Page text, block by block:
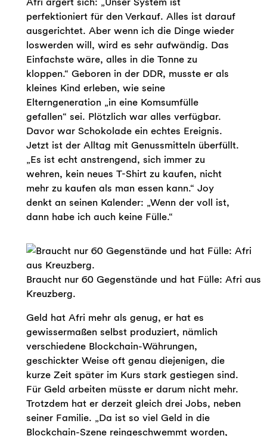
perfektioniert für den Verkauf. Alles ist darauf
ausgerichtet. Aber wenn ich die Dinge wieder
loswerden will, wird es sehr aufwändig. Das
Einfachste wäre, alles in die Tonne zu
kloppen.“ Geboren in der DDR, musste er als
kleines Kind erleben, wie seine
Elterngeneration „in eine Komsumfülle
gefallen“ sei. Plötzlich war alles verfügbar.
Davor war Schokolade ein echtes Ereignis.
Jetzt ist der Alltag mit Genussmitteln überfüllt.
„Es ist echt anstrengend, sich immer zu
wehren, kein neues T-Shirt zu kaufen, nicht
mehr zu kaufen als man essen kann.“ Joy
denkt an seinen Kalender: „Wenn der voll ist,
dann habe ich auch keine Fülle.“
Braucht nur 60 Gegenstände und hat Fülle: Afri aus
Kreuzberg.
Geld hat Afri mehr als genug, er hat es
gewissermaßen selbst produziert, nämlich
verschiedene Blockchain-Währungen,
geschickter Weise oft genau diejenigen, die
kurze Zeit später im Kurs stark gestiegen sind.
Für Geld arbeiten müsste er darum nicht mehr.
Trotzdem hat er derzeit gleich drei Jobs, neben
seiner Familie. „Da ist so viel Geld in die
Blockchain-Szene reingeschwemmt worden,